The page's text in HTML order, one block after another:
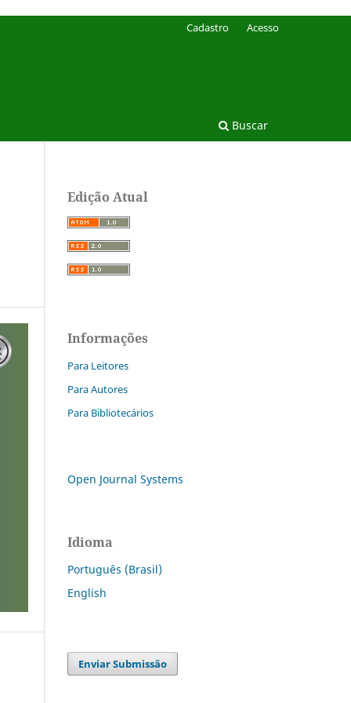
Buscar
Cadastro Acesso
Edição Atual
Informações
Para Leitores
Para Autores
Para Bibliotecários
Open Journal Systems
Idioma
Português (Brasil)
English
Enviar Submissão